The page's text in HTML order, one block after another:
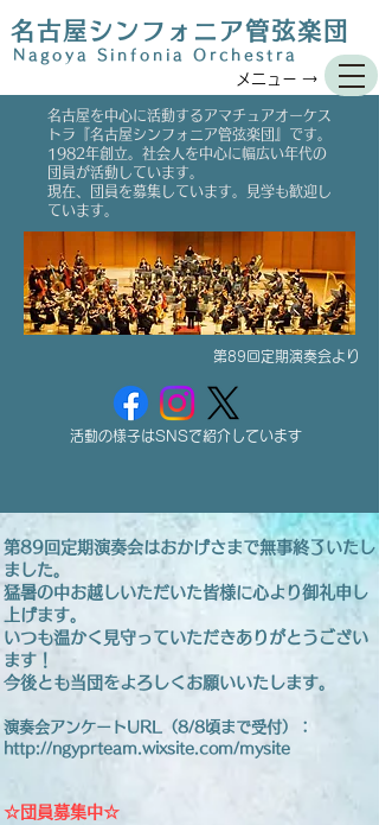
名古屋シンフォニア管弦楽団
Nagoya Sinfonia Orchestra
メニュー →
​名古屋を中心に活動するアマチュアオーケス
トラ『名古屋シンフォニア管弦楽団』です。
1982年創立。社会人を中心に幅広い年代の
団員が活動しています。
現在、団員を募集しています。見学も歓迎し
ています。
第89回定期演奏会より
活動の様子はSNSで紹介しています
第89回定期演奏会はおかげさまで無事終了いたし
ました。
猛暑の中お越しいただいた皆様に心より御礼申し
上げます。
いつも温かく見守っていただきありがとうござい
ます！
今後とも当団をよろしくお願いいたします。
演奏会アンケートURL（8/8頃まで受付）：
http://ngyprteam.wixsite.com/mysite
☆団員募集中☆